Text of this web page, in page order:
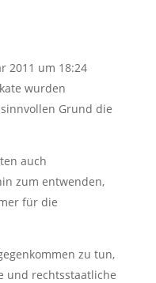
2011 um 18:24
wurden
Grund die
auch
zum entwenden,
für die
zu tun,
und rechtsstaatliche